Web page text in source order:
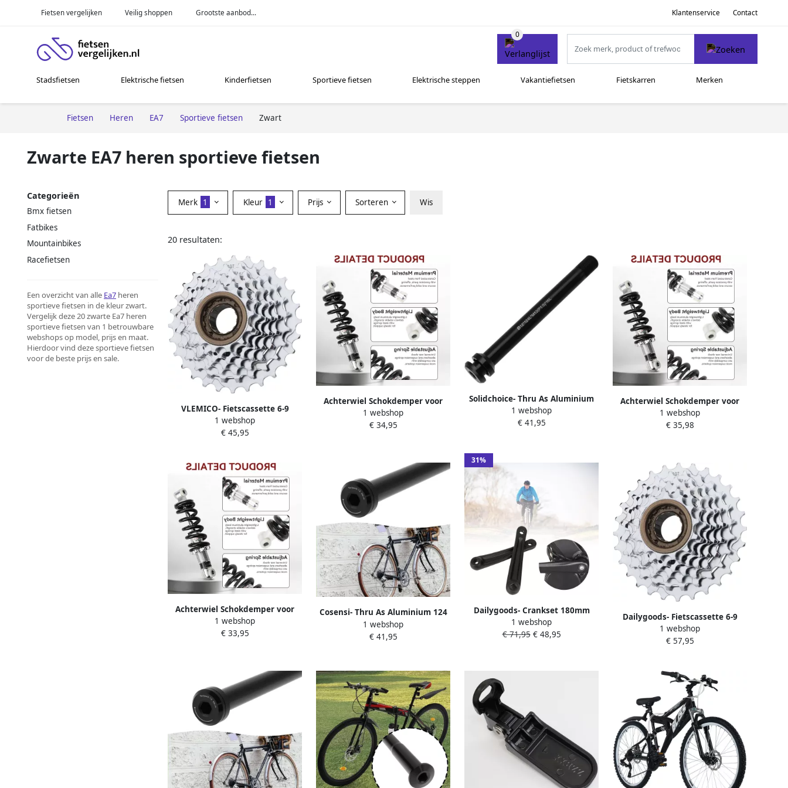
Fietsen vergelijken Veilig shoppen Grootste aanbod... Klantenservice Contact
Stadsfietsen Elektrische fietsen Kinderfietsen Sportieve fietsen Elektrische steppen Vakantiefietsen Fietskarren Merken
Fietsen Heren EA7 Sportieve fietsen Zwart
Zwarte EA7 heren sportieve fietsen
Categorieën
Bmx fietsen
Fatbikes
Mountainbikes
Racefietsen
Een overzicht van alle Ea7 heren
sportieve fietsen in de kleur zwart.
Vergelijk deze 20 zwarte Ea7 heren
sportieve fietsen van 1 betrouwbare
webshops op model, prijs en maat.
Hierdoor vind deze sportieve fietsen
voor de beste prijs en sale.
Merk 1 Kleur 1 Prijs Sorteren Wis
20 resultaten:
VLEMICO- Fietscassette 6-9
Versnellingen Roestvrij Staal
Vrijloop MTB Racefiets Duurzaam
1 webshop
€ 45,95
Achterwiel Schokdemper voor
Mountainbikes 190 mm
Universele Schokdemper en Veer
1 webshop
€ 34,95
Solidchoice- Thru As Aluminium
124 mm Steekas Vervangend
Onderdeel Compatibel met
1 webshop
€ 41,95
Achterwiel Schokdemper voor
Mountainbikes 190 mm
Universele Schokdemper en Veer
1 webshop
€ 35,98
Achterwiel Schokdemper voor
Mountainbikes 190 mm
Universele Schokdemper en Veer
1 webshop
€ 33,95
Cosensi- Thru As Aluminium 124
mm Steekas Vervangend
Onderdeel Compatibel met
1 webshop
€ 41,95
31%
Dailygoods- Crankset 180mm
Hoogwaardige Materialen
Duurzaam Lichtgewicht
1 webshop
€ 71,95€ 48,95
Dailygoods- Fietscassette 6-9
Versnellingen Roestvrij Staal
Vrijloop MTB Racefiets Duurzaam
1 webshop
€ 57,95